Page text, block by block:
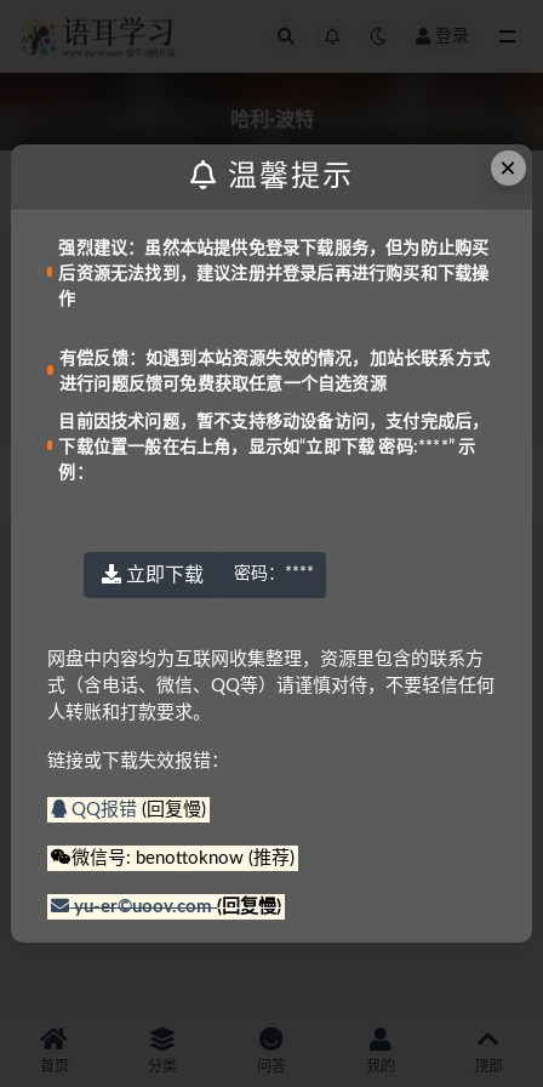
登录
哈利·波特
儿童读物 备课资料
9.9K
首页 分类 问答 我的 顶部
×
温馨提示
强烈建议：虽然本站提供免登录下载服务，但为防止购买
后资源无法找到，建议注册并登录后再进行购买和下载操
作
有偿反馈：如遇到本站资源失效的情况，加站长联系方式
进行问题反馈可免费获取任意一个自选资源
目前因技术问题，暂不支持移动设备访问，支付完成后，
下载位置一般在右上角，显示如“立即下载 密码:****” 示
例：
立即下载 密码： ****
网盘中内容均为互联网收集整理，资源里包含的联系方
式（含电话、微信、QQ等）请谨慎对待，不要轻信任何
人转账和打款要求。
链接或下载失效报错：
QQ报错(回复慢)
微信号: benottoknow (推荐)
yu-er©uoov.com(回复慢)